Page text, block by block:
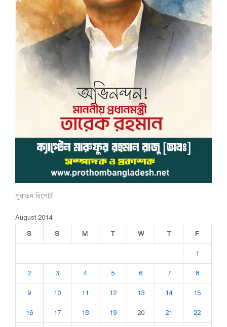
পুরাতন রিপোর্ট
August 2014
S
S M T W T F
1
2 3 4 5 6 7 8
9 10 11 12 13 14 15
16 17 18 19 20 21 22